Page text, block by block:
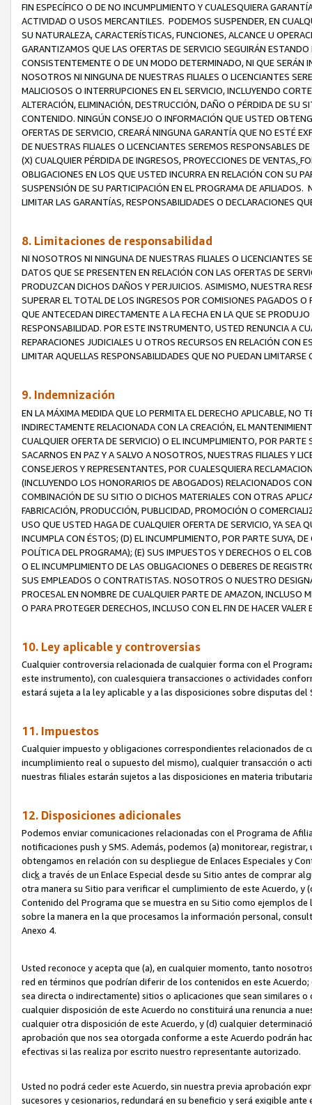
FIN ESPECÍFICO O DE NO INCUMPLIMIENTO Y CUALESQUIERA
ACTIVIDAD O USOS MERCANTILES. PODEMOS SUSPENDER, EN
SU NATURALEZA, CARACTERÍSTICAS, FUNCIONES, ALCANCE U
GARANTIZAMOS QUE LAS OFERTAS DE SERVICIO SEGUIRÁN
CONSISTENTEMENTE O DE UN MODO DETERMINADO, NI QUE SERÁN
NOSOTROS NI NINGUNA DE NUESTRAS FILIALES O LICENCIANTES
MALICIOSOS O INTERRUPCIONES EN EL SERVICIO, INCLUYENDO
ALTERACIÓN, ELIMINACIÓN, DESTRUCCIÓN, DAÑO O PÉRDIDA DE SU
CONTENIDO. NINGÚN CONSEJO O INFORMACIÓN QUE USTED
OFERTAS DE SERVICIO, CREARÁ NINGUNA GARANTÍA QUE NO ESTÉ
DE NUESTRAS FILIALES O LICENCIANTES SEREMOS RESPONSABLES
(X) CUALQUIER PÉRDIDA DE INGRESOS, PROYECCIONES DE VENTAS,
OBLIGACIONES EN LOS QUE USTED INCURRA EN RELACIÓN CON SU
SUSPENSIÓN DE SU PARTICIPACIÓN EN EL PROGRAMA DE
LIMITAR LAS GARANTÍAS, RESPONSABILIDADES O DECLARACIONES
8. Limitaciones de responsabilidad
NI NOSOTROS NI NINGUNA DE NUESTRAS FILIALES O LICENCIANTES
DATOS QUE SE PRESENTEN EN RELACIÓN CON LAS OFERTAS DE
PRODUZCAN DICHOS DAÑOS Y PERJUICIOS. ASIMISMO, NUESTRA
SUPERAR EL TOTAL DE LOS INGRESOS POR COMISIONES PAGADOS
QUE ANTECEDAN DIRECTAMENTE A LA FECHA EN LA QUE SE
RESPONSABILIDAD. POR ESTE INSTRUMENTO, USTED RENUNCIA A
REPARACIONES JUDICIALES U OTROS RECURSOS EN RELACIÓN CON
LIMITAR AQUELLAS RESPONSABILIDADES QUE NO PUEDAN LIMITARSE
9. Indemnización
EN LA MÁXIMA MEDIDA QUE LO PERMITA EL DERECHO APLICABLE,
INDIRECTAMENTE RELACIONADA CON LA CREACIÓN, EL
CUALQUIER OFERTA DE SERVICIO) O EL INCUMPLIMIENTO, POR
SACARNOS EN PAZ Y A SALVO A NOSOTROS, NUESTRAS FILIALES Y
CONSEJEROS Y REPRESENTANTES, POR CUALESQUIERA
(INCLUYENDO LOS HONORARIOS DE ABOGADOS) RELACIONADOS
COMBINACIÓN DE SU SITIO O DICHOS MATERIALES CON OTRAS
FABRICACIÓN, PRODUCCIÓN, PUBLICIDAD, PROMOCIÓN O
USO QUE USTED HAGA DE CUALQUIER OFERTA DE SERVICIO, YA SEA
INCUMPLA CON ÉSTOS; (D) EL INCUMPLIMIENTO, POR PARTE SUYA,
POLÍTICA DEL PROGRAMA); (E) SUS IMPUESTOS Y DERECHOS O EL
O EL INCUMPLIMIENTO DE LAS OBLIGACIONES O DEBERES DE
SUS EMPLEADOS O CONTRATISTAS. NOSOTROS O NUESTRO
PROCESAL EN NOMBRE DE CUALQUIER PARTE DE AMAZON, INCLUSO
O PARA PROTEGER DERECHOS, INCLUSO CON EL FIN DE HACER VALER
10. Ley aplicable y controversias
Cualquier controversia relacionada de cualquier forma con el
este instrumento), con cualesquiera transacciones o actividades
estará sujeta a la ley aplicable y a las disposiciones sobre disputas
11. Impuestos
Cualquier impuesto y obligaciones correspondientes relacionados de
incumplimiento real o supuesto del mismo), cualquier transacción o
nuestras filiales estarán sujetos a las disposiciones en materia
12. Disposiciones adicionales
Podemos enviar comunicaciones relacionadas con el Programa de
notificaciones push y SMS. Además, podemos (a) monitorear,
obtengamos en relación con su despliegue de Enlaces Especiales y
clicka través de un Enlace Especial desde su Sitio antes de comprar
otra manera su Sitio para verificar el cumplimiento de este Acuerdo,
Contenido del Programa que se muestra en su Sitio como ejemplos
sobre la manera en la que procesamos la información personal,
Anexo 4.
Usted reconoce y acepta que (a), en cualquier momento, tanto
red en términos que podrían diferir de los contenidos en este
sea directa o indirectamente) sitios o aplicaciones que sean similares
cualquier disposición de este Acuerdo no constituirá una renuncia a
cualquier otra disposición de este Acuerdo, y (d) cualquier
aprobación que nos sea otorgada conforme a este Acuerdo podrán
efectivas si las realiza por escrito nuestro representante autorizado.
Usted no podrá ceder este Acuerdo, sin nuestra previa aprobación
sucesores y cesionarios, redundará en su beneficio y será exigible